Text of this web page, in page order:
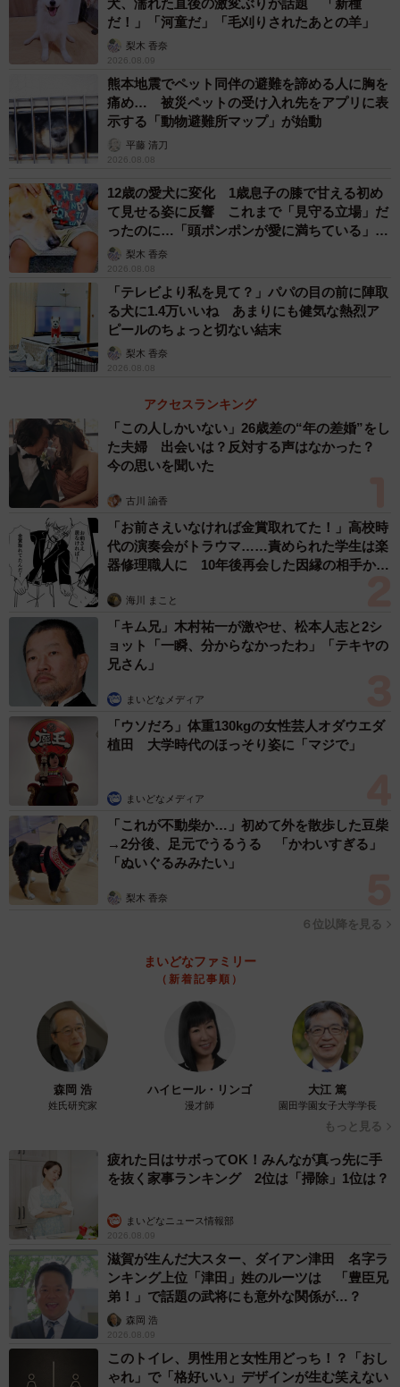
犬、濡れた直後の激変ぶりが話題 「新種
だ！」「河童だ」「毛刈りされたあとの羊」
梨木 香奈
2026.08.09
熊本地震でペット同伴の避難を諦める人に胸を
痛め… 被災ペットの受け入れ先をアプリに表
示する「動物避難所マップ」が始動
平藤 清刀
2026.08.08
12歳の愛犬に変化 1歳息子の膝で甘える初め
て見せる姿に反響 これまで「見守る立場」だ
ったのに…「頭ポンポンが愛に満ちている」
「尊…」
梨木 香奈
2026.08.08
「テレビより私を見て？」パパの目の前に陣取
る犬に1.4万いいね あまりにも健気な熱烈ア
ピールのちょっと切ない結末
梨木 香奈
2026.08.08
アクセスランキング
「この人しかいない」26歳差の“年の差婚”をし
た夫婦 出会いは？反対する声はなかった？
今の思いを聞いた
古川 諭香
「お前さえいなければ金賞取れてた！」高校時
代の演奏会がトラウマ……責められた学生は楽
器修理職人に 10年後再会した因縁の相手から
海川 まこと
「キム兄」木村祐一が激やせ、松本人志と2シ
ョット「一瞬、分からなかったわ」「テキヤの
兄さん」
まいどなメディア
「ウソだろ」体重130kgの女性芸人オダウエダ
植田 大学時代のほっそり姿に「マジで」
まいどなメディア
「これが不動柴か…」初めて外を散歩した豆柴
→2分後、足元でうるうる 「かわいすぎる」
「ぬいぐるみみたい」
梨木 香奈
６位以降を見る
まいどなファミリー
（新着記事順）
森岡 浩
姓氏研究家
ハイヒール・リンゴ
漫才師
大江 篤
園田学園女子大学学長
もっと見る
疲れた日はサボってOK！みんなが真っ先に手
を抜く家事ランキング 2位は「掃除」1位は？
まいどなニュース情報部
2026.08.09
滋賀が生んだ大スター、ダイアン津田 名字ラ
ンキング上位「津田」姓のルーツは 「豊臣兄
弟！」で話題の武将にも意外な関係が…？
森岡 浩
2026.08.09
このトイレ、男性用と女性用どっち！？「おし
ゃれ」で「格好いい」デザインが生む笑えない